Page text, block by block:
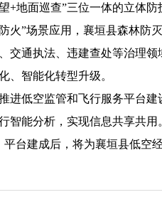
+地面巡查”三位一体的立体
”场景应用，襄垣县森林防灭
交通执法、违建查处等治理
、智能化转型升级。
低空监管和飞行服务平台建
智能分析，实现信息共享共
平台建成后，将为襄垣县低